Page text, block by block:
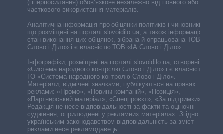
(гіперпосилання) обов’язкове незалежно від повного або
часткового використання матеріалів.
Аналітична інформація про обіцянки політиків і чиновників,
що розміщені на порталі slovoidilo.ua, а також інформація про
стан виконання цих обіцянок, зібрана й опрацьована ТОВ «ІА
Слово і Діло» і є власністю ТОВ «ІА Слово і Діло».
Інфографіки, розміщені на порталі slovoidilo.ua, створені ГО
«Система народного контролю Слово і Діло» і є власністю
ГО «Система народного контролю Слово і Діло».
Матеріали, відмічені значками, публікуються на правах
реклами: «Промо», «Новини компаній», «Позиція»,
«Партнерський матеріал», «Спецпроєкт», «За підтримки».
Редакція не несе відповідальності за факти та оціночні
судження, оприлюднені у рекламних матеріалах. Згідно з
українським законодавством відповідальність за зміст
реклами несе рекламодавець.